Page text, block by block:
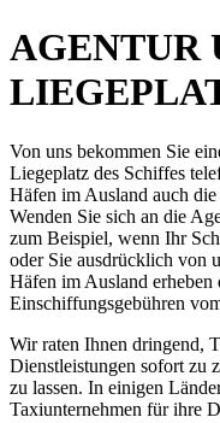
AGENTUR
Von uns bekommen Sie
Liegeplatz des Schiffes
Häfen im Ausland auch
Wenden Sie sich an die
zum Beispiel, wenn Ihr
oder Sie ausdrücklich von
Häfen im Ausland erheben
Einschiffungsgebühren
Wir raten Ihnen dringend,
Dienstleistungen sofort zu
zu lassen. In einigen
Taxiunternehmen für ihre